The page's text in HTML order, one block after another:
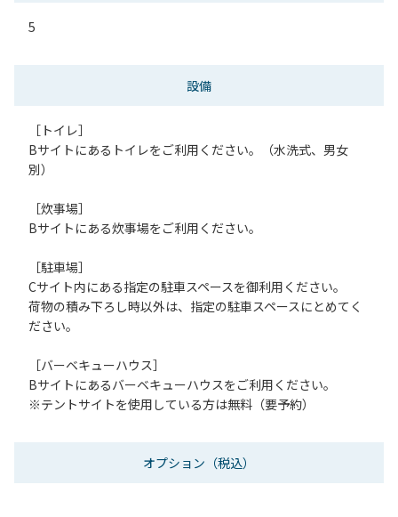
5
設備
［トイレ］
Bサイトにあるトイレをご利用ください。（水洗式、男女
別）
［炊事場］
Bサイトにある炊事場をご利用ください。
［駐車場］
Cサイト内にある指定の駐車スペースを御利用ください。
荷物の積み下ろし時以外は、指定の駐車スペースにとめてく
ださい。
［バーベキューハウス］
Bサイトにあるバーベキューハウスをご利用ください。
※テントサイトを使用している方は無料（要予約）
オプション （税込）